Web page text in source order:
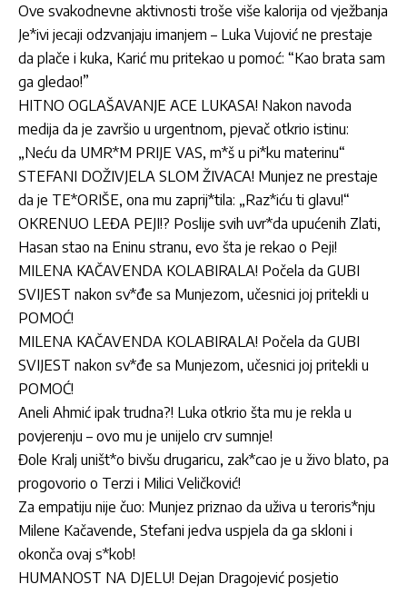
Ove svakodnevne aktivnosti troše više kalorija od vježbanja
Je*ivi jecaji odzvanjaju imanjem – Luka Vujović ne prestaje
da plače i kuka, Karić mu pritekao u pomoć: “Kao brata sam
ga gledao!”
HITNO OGLAŠAVANJE ACE LUKASA! Nakon navoda
medija da je završio u urgentnom, pjevač otkrio istinu:
„Neću da UMR*M PRIJE VAS, m*š u pi*ku materinu“
STEFANI DOŽIVJELA SLOM ŽIVACA! Munjez ne prestaje
da je TE*ORIŠE, ona mu zaprij*tila: „Raz*iću ti glavu!“
OKRENUO LEĐA PEJI!? Poslije svih uvr*da upućenih Zlati,
Hasan stao na Eninu stranu, evo šta je rekao o Peji!
MILENA KAČAVENDA KOLABIRALA! Počela da GUBI
SVIJEST nakon sv*đe sa Munjezom, učesnici joj pritekli u
POMOĆ!
MILENA KAČAVENDA KOLABIRALA! Počela da GUBI
SVIJEST nakon sv*đe sa Munjezom, učesnici joj pritekli u
POMOĆ!
Aneli Ahmić ipak trudna?! Luka otkrio šta mu je rekla u
povjerenju – ovo mu je unijelo crv sumnje!
Đole Kralj uništ*o bivšu drugaricu, zak*cao je u živo blato, pa
progovorio o Terzi i Milici Veličković!
Za empatiju nije čuo: Munjez priznao da uživa u teroris*nju
Milene Kačavende, Stefani jedva uspjela da ga skloni i
okonča ovaj s*kob!
HUMANOST NA DJELU! Dejan Dragojević posjetio